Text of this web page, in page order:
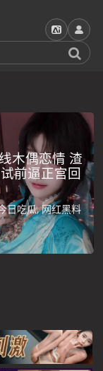
木偶恋情 渣
前逼正宫回
日吃瓜, 网红黑料